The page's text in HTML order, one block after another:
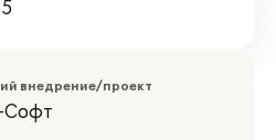
внедрение/проект